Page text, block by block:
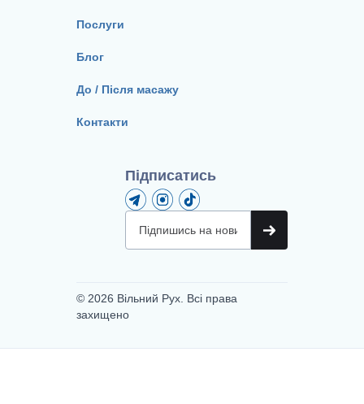
Послуги
Блог
До / Після масажу
Контакти
Підписатись
© 2026 Вільний Рух. Всі права
захищено